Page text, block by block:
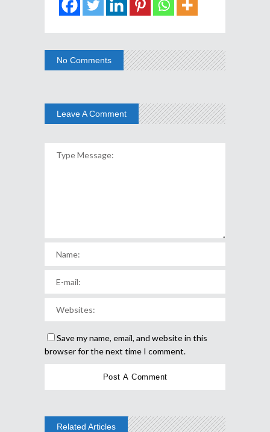
No Comments
Leave A Comment
Save my name, email, and website in this
browser for the next time I comment.
Related Articles